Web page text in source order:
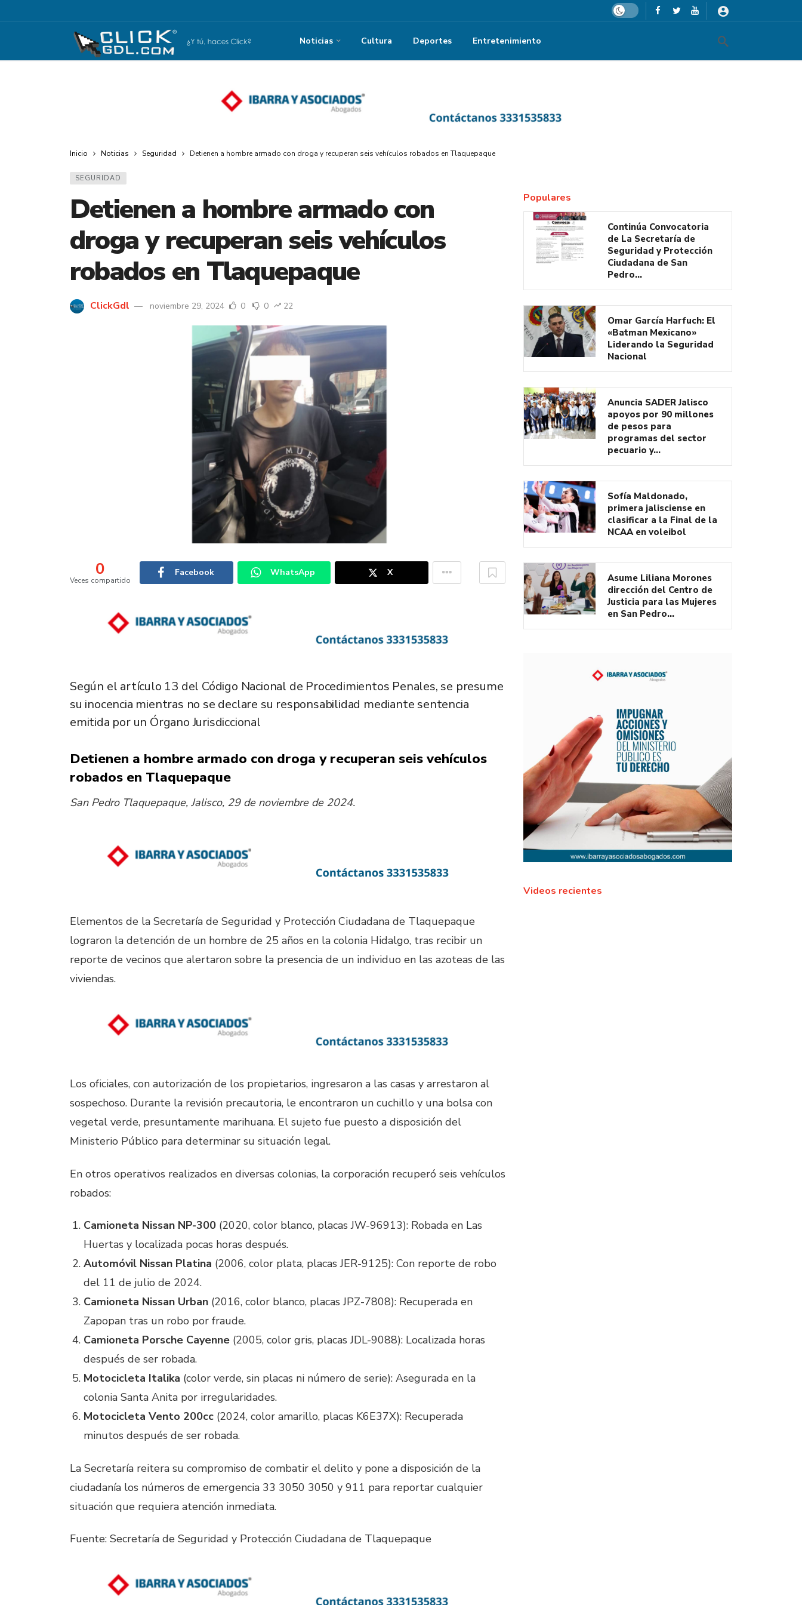
Dark mode
Noticias Cultura Deportes Entretenimiento
Inicio Noticias Seguridad Detienen a hombre armado con droga y recuperan seis vehículos robados en Tlaquepaque
SEGURIDAD
Detienen a hombre armado con
droga y recuperan seis vehículos
robados en Tlaquepaque
ClickGdl noviembre 29, 2024 0 0 22
0
Veces compartido
Facebook WhatsApp X
Según el artículo 13 del Código Nacional de Procedimientos Penales, se presume
su inocencia mientras no se declare su responsabilidad mediante sentencia
emitida por un Órgano Jurisdiccional
Detienen a hombre armado con droga y recuperan seis vehículos
robados en Tlaquepaque
San Pedro Tlaquepaque, Jalisco, 29 de noviembre de 2024.
Elementos de la Secretaría de Seguridad y Protección Ciudadana de Tlaquepaque
lograron la detención de un hombre de 25 años en la colonia Hidalgo, tras recibir un
reporte de vecinos que alertaron sobre la presencia de un individuo en las azoteas de las
viviendas.
Los oficiales, con autorización de los propietarios, ingresaron a las casas y arrestaron al
sospechoso. Durante la revisión precautoria, le encontraron un cuchillo y una bolsa con
vegetal verde, presuntamente marihuana. El sujeto fue puesto a disposición del
Ministerio Público para determinar su situación legal.
En otros operativos realizados en diversas colonias, la corporación recuperó seis vehículos
robados:
Camioneta Nissan NP-300 (2020, color blanco, placas JW-96913): Robada en Las
Huertas y localizada pocas horas después.
Automóvil Nissan Platina (2006, color plata, placas JER-9125): Con reporte de robo
del 11 de julio de 2024.
Camioneta Nissan Urban (2016, color blanco, placas JPZ-7808): Recuperada en
Zapopan tras un robo por fraude.
Camioneta Porsche Cayenne (2005, color gris, placas JDL-9088): Localizada horas
después de ser robada.
Motocicleta Italika (color verde, sin placas ni número de serie): Asegurada en la
colonia Santa Anita por irregularidades.
Motocicleta Vento 200cc (2024, color amarillo, placas K6E37X): Recuperada
minutos después de ser robada.
La Secretaría reitera su compromiso de combatir el delito y pone a disposición de la
ciudadanía los números de emergencia 33 3050 3050 y 911 para reportar cualquier
situación que requiera atención inmediata.
Fuente: Secretaría de Seguridad y Protección Ciudadana de Tlaquepaque
Populares
Continúa Convocatoria
de La Secretaría de
Seguridad y Protección
Ciudadana de San
Pedro…
Omar García Harfuch: El
«Batman Mexicano»
Liderando la Seguridad
Nacional
Anuncia SADER Jalisco
apoyos por 90 millones
de pesos para
programas del sector
pecuario y…
Sofía Maldonado,
primera jalisciense en
clasificar a la Final de la
NCAA en voleibol
Asume Liliana Morones
dirección del Centro de
Justicia para las Mujeres
en San Pedro…
Videos recientes